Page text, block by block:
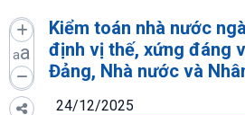
aa
Kiểm toán nhà nước
định vị thế, xứng đáng
Đảng, Nhà nước và
24/12/2025